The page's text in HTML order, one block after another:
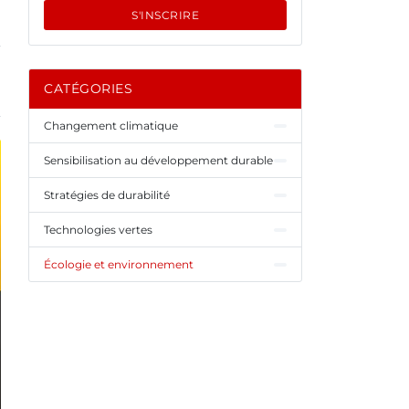
S'INSCRIRE
CATÉGORIES
Changement climatique
Sensibilisation au développement durable
Stratégies de durabilité
Technologies vertes
Écologie et environnement